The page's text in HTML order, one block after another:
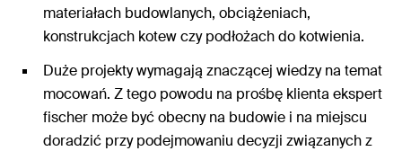
materiałach budowlanych, obciążeniach,
konstrukcjach kotew czy podłożach do kotwienia.
Duże projekty wymagają znaczącej wiedzy na temat
mocowań. Z tego powodu na prośbę klienta ekspert
fischer może być obecny na budowie i na miejscu
doradzić przy podejmowaniu decyzji związanych z